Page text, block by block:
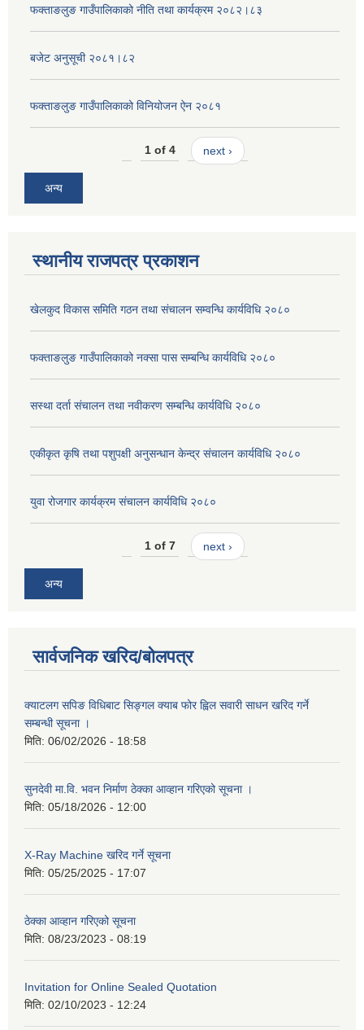
फक्ताङलुङ गाउँपालिकाको नीति तथा कार्यक्रम २०८२।८३
बजेट अनुसूची २०८१।८२
फक्ताङलुङ गाउँपालिकाको विनियोजन ऐन २०८१
1 of 4 next ›
अन्य
स्थानीय राजपत्र प्रकाशन
खेलकुद विकास समिति गठन तथा संचालन सम्वन्धि कार्यविधि २०८०
फक्ताङलुङ गाउँपालिकाको नक्सा पास सम्बन्धि कार्यविधि २०८०
सस्था दर्ता संचालन तथा नवीकरण सम्बन्धि कार्यविधि २०८०
एकीकृत कृषि तथा पशुपक्षी अनुसन्धान केन्द्र संचालन कार्यविधि २०८०
युवा रोजगार कार्यक्रम संचालन कार्यविधि २०८०
1 of 7 next ›
अन्य
सार्वजनिक खरिद/बोलपत्र
क्याटलग सपिङ विधिबाट सिङ्गल क्याब फोर ह्विल सवारी साधन खरिद गर्ने
सम्बन्धी सूचना ।
मिति: 06/02/2026 - 18:58
सुनदेवी मा.वि. भवन निर्माण ठेक्का आव्हान गरिएको सूचना ।
मिति: 05/18/2026 - 12:00
X-Ray Machine खरिद गर्ने सूचना
मिति: 05/25/2025 - 17:07
ठेक्का आव्हान गरिएको सूचना
मिति: 08/23/2023 - 08:19
Invitation for Online Sealed Quotation
मिति: 02/10/2023 - 12:24